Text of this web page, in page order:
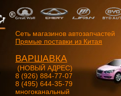
Сеть магазинов автозапчастей
Прямые поставки из Китая
ВАРШАВКА
(НОВЫЙ АДРЕС)
8 (926) 884-77-07
8 (495) 644-35-79
многоканальный